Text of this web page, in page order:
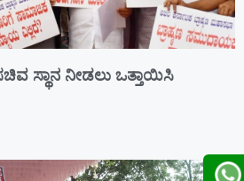
ಸ್ಥಾನ ನೀಡಲು ಒತ್ತಾಯಿಸಿ